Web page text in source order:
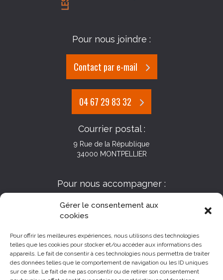
Gérer le consentement aux
cookies
Pour offrir les meilleures expériences, nous utilisons des technologies
telles que les cookies pour stocker et/ou accéder aux informations des
appareils. Le fait de consentir à ces technologies nous permettra de traiter
des données telles que le comportement de navigation ou les ID uniques
sur ce site. Le fait de ne pas consentir ou de retirer son consentement
Pour nous joindre :
Contact par e-mail
04 67 29 83 32
Courrier postal :
9 Rue de la République
34000 MONTPELLIER
Pour nous accompagner :